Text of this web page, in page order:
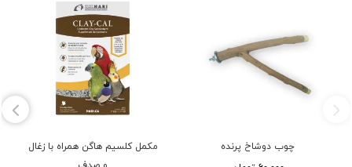
چوب دوشاخ پرنده
مکمل کلسیم هاگن همراه با زغال